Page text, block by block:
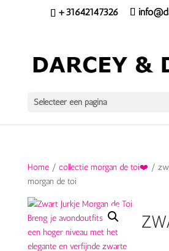
+31642147326
Selecteer een pagina
Home/ collectie morgan de toi❤️ /
morgan de toi